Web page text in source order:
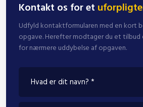
Kontakt os for et
Udfyld kontaktformularen med en kort
opgave. Herefter modtager du et
for nærmere uddybelse af opgaven.